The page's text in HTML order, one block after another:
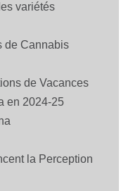
variétés
de Cannabis
de Vacances
en 2024-25
la Perception